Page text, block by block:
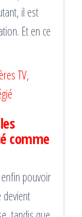
il est
Et en ce
comme
pouvoir